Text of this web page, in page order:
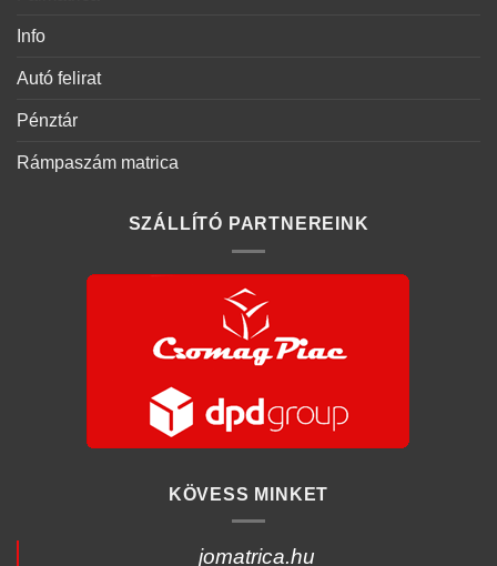
Info
Autó felirat
Pénztár
Rámpaszám matrica
SZÁLLÍTÓ PARTNEREINK
KÖVESS MINKET
jomatrica.hu